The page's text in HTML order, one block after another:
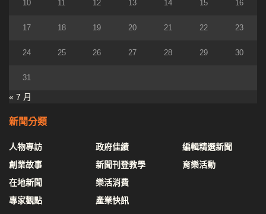
10 11 12 13 14 15 16
17 18 19 20 21 22 23
24 25 26 27 28 29 30
31
« 7 月
新聞分類
人物專訪
創業故事
在地新聞
專家觀點
政府佳績
新聞刊登教學
樂活消費
產業快訊
編輯精選新聞
育樂活動